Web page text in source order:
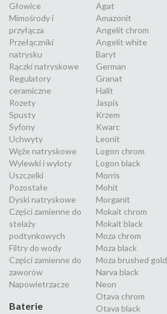
Głowice
Mimośrody i
przyłącza
Przełączniki
natrysku
Rączki natryskowe
Regulatory
ceramiczne
Rozety
Spusty
Syfony
Uchwyty
Węże natryskowe
Wylewki i wyloty
Uszczelki
Pozostałe
Dyski natryskowe
Części zamienne do
stelaży
podtynkowych
Filtry do wody
Części zamienne do
zaworów
Napowietrzacze
Baterie
Agat
Amazonit
Angelit chrom
Angelit white
Baryt
German
Granat
Halit
Jaspis
Krzem
Kwarc
Leonit
Logon chrom
Logon black
Morris
Mohit
Morganit
Mokait chrom
Mokait black
Moza chrom
Moza black
Moza brushed gold
Narva black
Neon
Otava chrom
Otava black